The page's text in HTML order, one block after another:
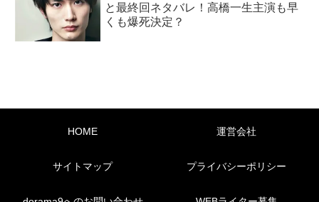
と最終回ネタバレ！高橋一生主演も早
くも爆死決定？
HOME 運営会社
サイトマップ プライバシーポリシー